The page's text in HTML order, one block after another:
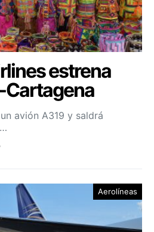
estrena
avión A319 y saldrá
Aerolíneas